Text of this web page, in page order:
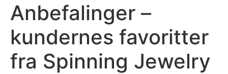
Anbefalinger –
kundernes favoritter
fra Spinning Jewelry